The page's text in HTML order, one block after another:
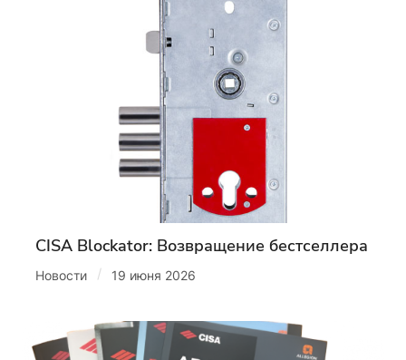
CISA Blockator: Возвращение бестселлера
Новости / 19 июня 2026